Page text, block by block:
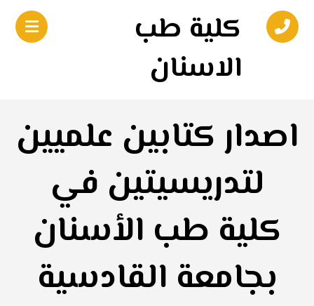
كلية طب
الاسنان
اصدار كتابين علميين
لتدريسيتين في
كلية طب الأسنان
بجامعة القادسية